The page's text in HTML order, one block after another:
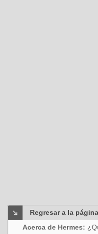
Regresar a la
Acerca de Hermes: